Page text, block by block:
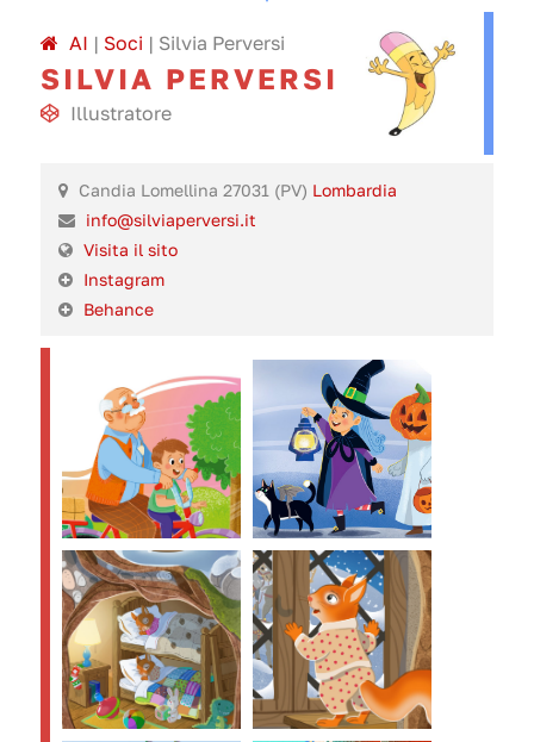
AI | Soci | Silvia Perversi
SILVIA PERVERSI
Illustratore
Candia Lomellina 27031 (PV) Lombardia
info@silviaperversi.it
Visita il sito
Instagram
Behance